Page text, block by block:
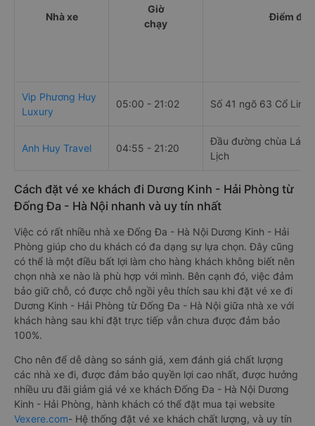
Nhà xe
Giờ
chạy
Điểm đi
Vip Phương Huy
Luxury
05:00 - 21:02 Số 41 ngõ 63 Cổ Linh
Anh Huy Travel 04:55 - 21:20
Đầu đường chùa
Lịch
Cách đặt vé xe khách đi Dương Kinh - Hải Phòng từ
Đống Đa - Hà Nội nhanh và uy tín nhất
Việc có rất nhiều nhà xe Đống Đa - Hà Nội Dương Kinh - Hải
Phòng giúp cho du khách có đa dạng sự lựa chọn. Đây cũng
có thể là một điều bất lợi làm cho hàng khách không biết nên
chọn nhà xe nào là phù hợp với mình. Bên cạnh đó, việc đảm
bảo giữ chỗ, có được chỗ ngồi yêu thích sau khi đặt vé xe đi
Dương Kinh - Hải Phòng từ Đống Đa - Hà Nội giữa nhà xe với
khách hàng sau khi đặt trực tiếp vẫn chưa được đảm bảo
100%.
Cho nên để dễ dàng so sánh giá, xem đánh giá chất lượng
các nhà xe đi, được đảm bảo quyền lợi cao nhất, được hưởng
nhiều ưu đãi giảm giá vé xe khách Đống Đa - Hà Nội Dương
Kinh - Hải Phòng, hành khách có thể đặt mua tại website
Vexere.com- Hệ thống đặt vé xe khách chất lượng, và uy tín